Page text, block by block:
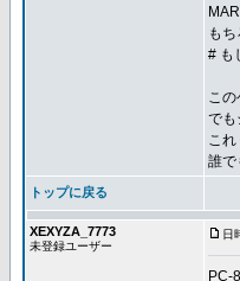
も
# も
こ
でも
こ
誰で
トップに戻る
XEXYZA_7773
未登録ユーザー
日
PC-